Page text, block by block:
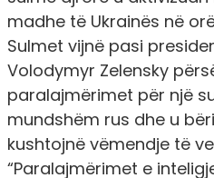
madhe të Ukrainës në
Sulmet vijnë pasi
Volodymyr Zelensky
paralajmërimet për një
mundshëm rus dhe u
kushtojnë vëmendje të
“Paralajmërimet e